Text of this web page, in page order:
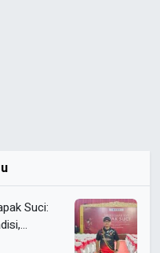
Suci: